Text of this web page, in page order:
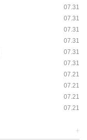
07.31
07.31
07.31
07.31
07.31
07.31
07.21
07.21
07.21
07.21
+